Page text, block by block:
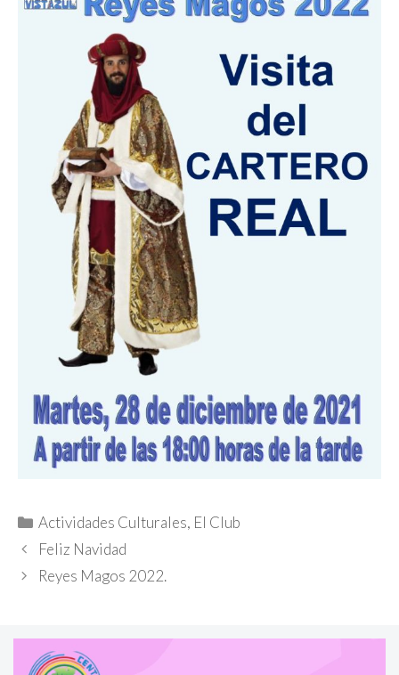
Categorías
Actividades Culturales, El Club
Feliz Navidad
Reyes Magos 2022.